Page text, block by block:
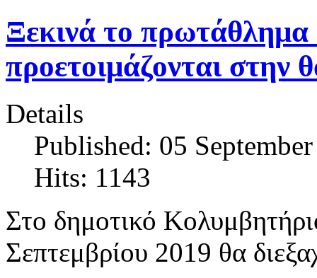
Ξεκινά το
προετοιμάζονται στην
Details
Published: 05
Hits: 1143
Στο δημοτικό
Σεπτεμβρίου 2019 θα